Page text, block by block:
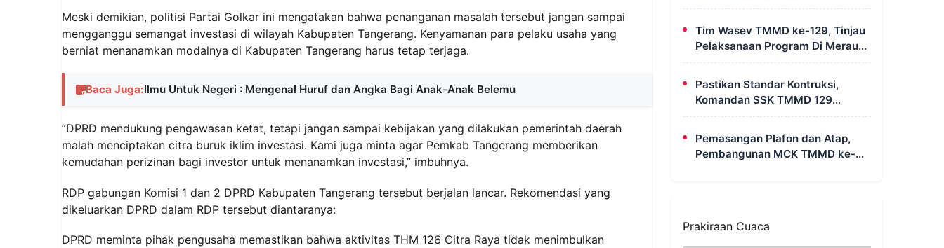
Meski demikian, politisi Partai Golkar ini mengatakan bahwa penanganan masalah tersebut jangan sampai
mengganggu semangat investasi di wilayah Kabupaten Tangerang. Kenyamanan para pelaku usaha yang
berniat menanamkan modalnya di Kabupaten Tangerang harus tetap terjaga.
Baca Juga:Ilmu Untuk Negeri : Mengenal Huruf dan Angka Bagi Anak-Anak Belemu
‎”DPRD mendukung pengawasan ketat, tetapi jangan sampai kebijakan yang dilakukan pemerintah daerah
malah menciptakan citra buruk iklim investasi. Kami juga minta agar Pemkab Tangerang memberikan
kemudahan perizinan bagi investor untuk menanamkan investasi,” imbuhnya.
RDP gabungan Komisi 1 dan 2 DPRD Kabupaten Tangerang tersebut berjalan lancar. Rekomendasi yang
dikeluarkan DPRD dalam RDP tersebut diantaranya:
DPRD meminta pihak pengusaha memastikan bahwa aktivitas THM 126 Citra Raya tidak menimbulkan
Dusun Serapu Rampung
Dikerjakan
Tim Wasev TMMD ke-129, Tinjau
Pelaksanaan Program Di Merauke
– Papua Selatan
Pastikan Standar Kontruksi,
Komandan SSK TMMD 129
Intensif Awasi Pembangunan
Pemasangan Plafon dan Atap,
Pembangunan MCK TMMD ke-
Prakiraan Cuaca